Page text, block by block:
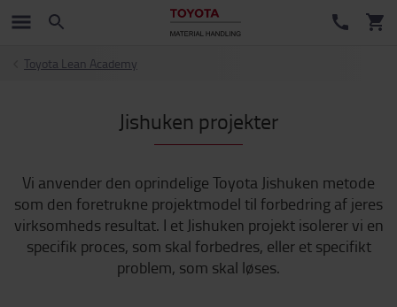
Toyota Lean Academy
Jishuken projekter
Vi anvender den oprindelige Toyota Jishuken metode
som den foretrukne projektmodel til forbedring af jeres
virksomheds resultat. I et Jishuken projekt isolerer vi en
specifik proces, som skal forbedres, eller et specifikt
problem, som skal løses.